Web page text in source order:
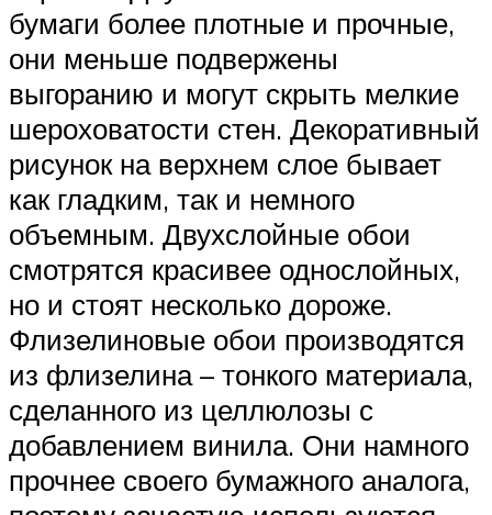
бумаги более плотные и прочные,
они меньше подвержены
выгоранию и могут скрыть мелкие
шероховатости стен. Декоративный
рисунок на верхнем слое бывает
как гладким, так и немного
объемным. Двухслойные обои
смотрятся красивее однослойных,
но и стоят несколько дороже.
Флизелиновые обои производятся
из флизелина – тонкого материала,
сделанного из целлюлозы с
добавлением винила. Они намного
прочнее своего бумажного аналога,